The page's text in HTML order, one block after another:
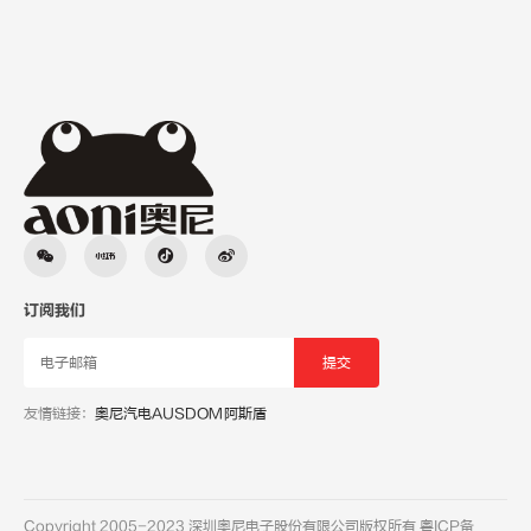
订阅我们
友情链接： 奥尼汽电AUSDOM阿斯盾
Copyright 2005-2023 深圳奥尼电子股份有限公司版权所有 粤ICP备